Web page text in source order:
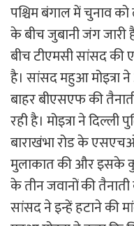
पश्चिम बंगाल में चुनाव
के बीच जुबानी जंग जारी
बीच टीएमसी सांसद की
है। सांसद महुआ मोइत्रा
बाहर बीएसएफ की
रही है। मोइत्रा ने
बाराखंभा रोड के
मुलाकात की और इसके
के तीन जवानों की
सांसद ने इन्हें हटाने की